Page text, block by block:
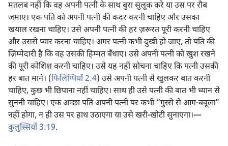
मतलब नहीं कि वह अपनी पत्नी के साथ बुरा सुलूक करे या उस पर रौब
जमाए। एक पति को अपनी पत्नी की कदर करनी चाहिए और उसका
खयाल रखना चाहिए। उसे अपनी पत्नी की हर ज़रूरत पूरी करनी चाहिए
और उससे प्यार करना चाहिए। अगर पत्नी कभी दुखी हो जाए, तो पति की
ज़िम्मेदारी है कि वह उसकी हिम्मत बँधाए। उसे अपनी पत्नी को खुश रखने
की पूरी कोशिश करनी चाहिए। उसे यह नहीं सोचना चाहिए कि पत्नी उसकी
हर बात माने। (फिलिप्पियों 2:4) उसे अपनी पत्नी से खुलकर बात करनी
चाहिए, कुछ भी छिपाना नहीं चाहिए। साथ ही उसे पत्नी की बात भी ध्यान से
सुननी चाहिए। एक अच्छा पति अपनी पत्नी पर कभी “गुस्से से आग-बबूला”
नहीं होगा, न ही उस पर हाथ उठाएगा या उसे खरी-खोटी सुनाएगा।​—
कुलुस्सियों 3:19.